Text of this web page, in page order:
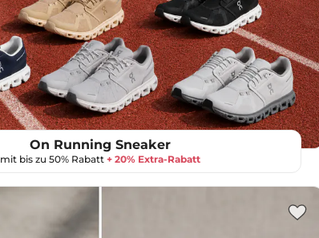
On Running Sneaker
mit bis zu 50% Rabatt + 20% Extra-Rabatt